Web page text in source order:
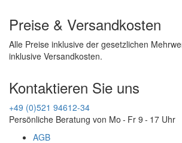
Preise & Versandkosten
Alle Preise inklusive der gesetzlichen
inklusive Versandkosten.
Kontaktieren Sie uns
+49 (0)521 94612-34
Persönliche Beratung von Mo - Fr 9 - 17 Uhr
AGB